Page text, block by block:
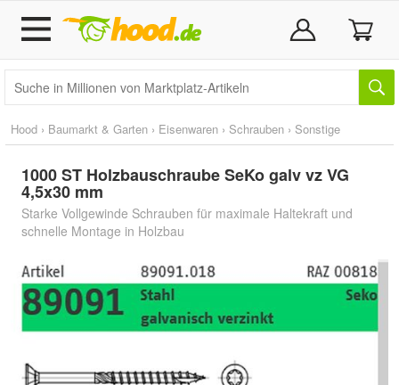
Hood › Baumarkt & Garten › Eisenwaren › Schrauben › Sonstige
1000 ST Holzbauschraube SeKo galv vz VG
4,5x30 mm
Starke Vollgewinde Schrauben für maximale Haltekraft und
schnelle Montage in Holzbau